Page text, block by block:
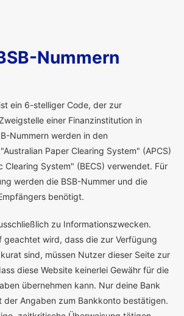
Nummern
ein 6-stelliger Code, der zur
einer Finanzinstitution in
Nummern werden in den
Paper Clearing System" (APCS)
Clearing System" (BECS) verwendet. Für
werden die BSB-Nummer und die
benötigt.
zu Informationszwecken.
geachtet wird, dass die zur Verfügung
sind, müssen Nutzer dieser Seite zur
diese Website keinerlei Gewähr für die
übernehmen kann. Nur deine Bank
der Angaben zum Bankkonto bestätigen.